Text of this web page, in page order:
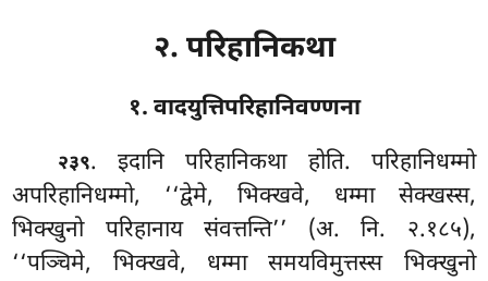
२. परिहानिकथा
१. वादयुत्तिपरिहानिवण्णना
२३९. इदानिपरिहानिकथा होति. परिहानिधम्मो
अपरिहानिधम्मो, ‘‘द्वेमे, भिक्खवे, धम्मा सेक्खस्स,
भिक्खुनो परिहानाय संवत्तन्ति’’ (अ. नि. २.१८५),
‘‘पञ्चिमे, भिक्खवे, धम्मासमयविमुत्तस्स भिक्खुनो